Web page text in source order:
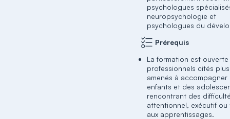
psychologues
neuropsychologie et
psychologues du
Prérequis
La formation est ouverte
professionnels cités
amenés à accompagner
enfants et des
rencontrant des
attentionnel, exécutif
aux apprentissages.